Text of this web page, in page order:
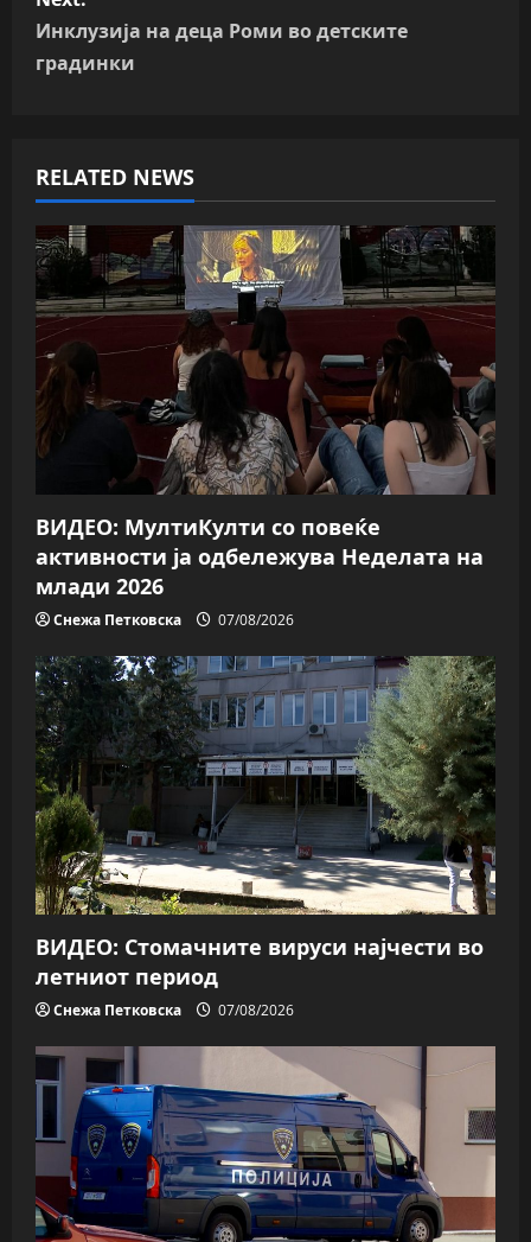
t
a
v
i
g
a
t
i
o
n
Инклузија на деца Роми во детските
градинки
RELATED NEWS
ВИДЕО: МултиКулти со повеќе
активности ја одбележува Неделата на
млади 2026
Снежа Петковска 07/08/2026
ВИДЕО: Стомачните вируси најчести во
летниот период
Снежа Петковска 07/08/2026